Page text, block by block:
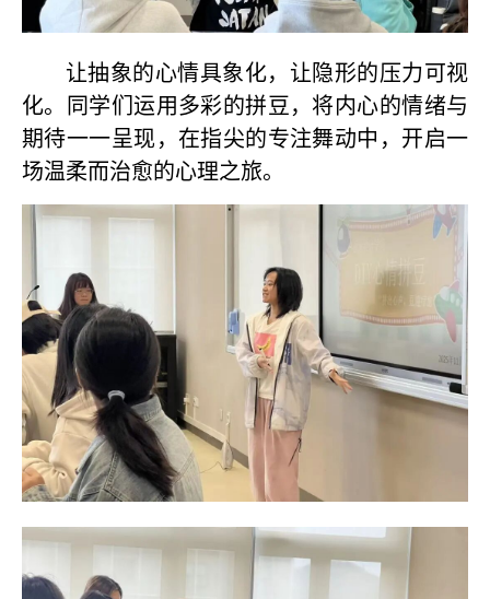
让抽象的心情具象化，让隐形的压力可视
化。同学们运用多彩的拼豆，将内心的情绪与
期待一一呈现，在指尖的专注舞动中，开启一
场温柔而治愈的心理之旅。